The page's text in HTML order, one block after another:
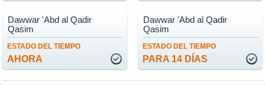
ESTADO DEL TIEMPO
AHORA
Dawwar 'Abd al Qadir
Qasim
ESTADO DEL TIEMPO
PARA 14 DÍAS
Dawwar 'Abd al Qadir
Qasim